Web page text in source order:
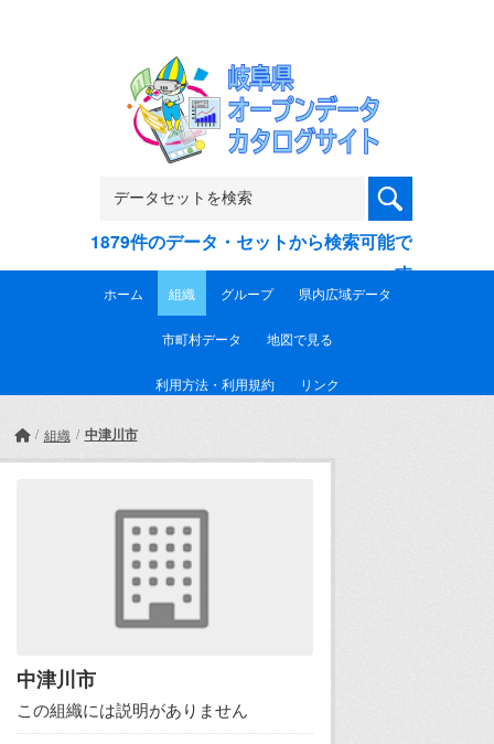
1879件のデータ・セットから検索可能で
す
ホーム 組織 グループ 県内広域データ
市町村データ 地図で見る
利用方法・利用規約 リンク
組織 中津川市
中津川市
この組織には説明がありません